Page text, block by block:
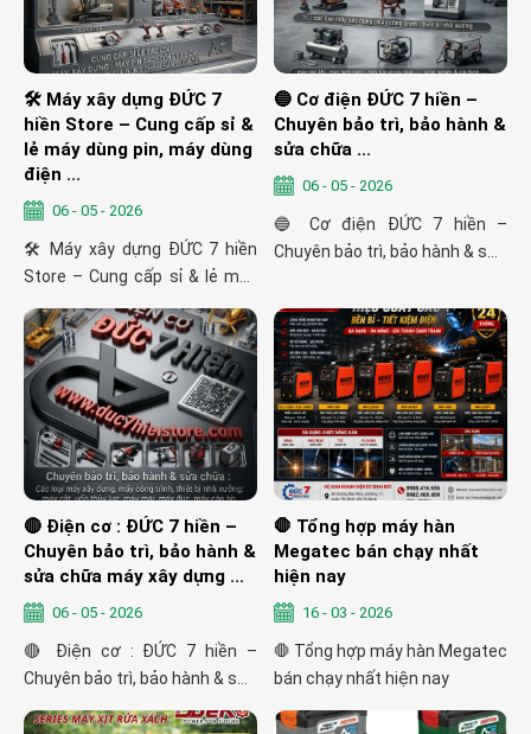
🛠 Máy xây dựng ĐỨC 7
hiền Store – Cung cấp sỉ &
lẻ máy dùng pin, máy dùng
điện ...
06 - 05 - 2026
🛠 Máy xây dựng ĐỨC 7 hiền
Store – Cung cấp sỉ & lẻ máy
🔵 Cơ điện ĐỨC 7 hiền –
Chuyên bảo trì, bảo hành &
sửa chữa ...
06 - 05 - 2026
🔵 Cơ điện ĐỨC 7 hiền –
Chuyên bảo trì, bảo hành & sửa
🔴 Điện cơ : ĐỨC 7 hiền –
Chuyên bảo trì, bảo hành &
sửa chữa máy xây dựng ...
06 - 05 - 2026
🔴 Điện cơ : ĐỨC 7 hiền –
Chuyên bảo trì, bảo hành & sửa
🛑 Tổng hợp máy hàn
Megatec bán chạy nhất
hiện nay
16 - 03 - 2026
🛑 Tổng hợp máy hàn Megatec
bán chạy nhất hiện nay